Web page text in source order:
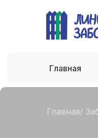
Главная
Главная/